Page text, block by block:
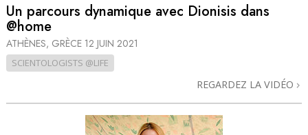
Un parcours dynamique avec Dionisis dans
@home
ATHÈNES, GRÈCE 12 JUIN 2021
SCIENTOLOGISTS @LIFE
REGARDEZ LA VIDÉO